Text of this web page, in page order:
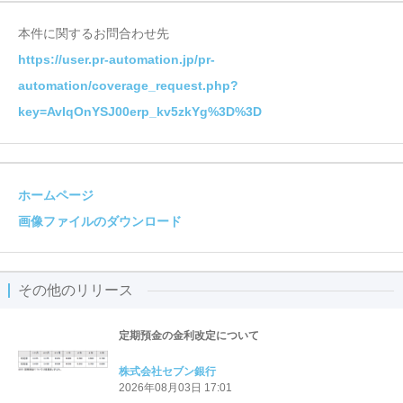
本件に関するお問合わせ先
https://user.pr-automation.jp/pr-
automation/coverage_request.php?
key=AvIqOnYSJ00erp_kv5zkYg%3D%3D
ホームページ
画像ファイルのダウンロード
その他のリリース
定期預金の金利改定について
株式会社セブン銀行
2026年08月03日 17:01